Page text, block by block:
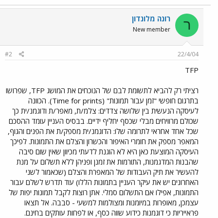
ר רונה מלונדון
New member
22/4/04
#2
TFP
רציתי רק להביא לתשומת לבם של הנוכחים את המושג TFP, שפרושו
בתרגום חופשי "זמן עבור תמונות" (Time for prints). הכוונה
לעיסקה הנעשית בין שלושה צדדים: צלמ/ת, מאפר/ת ודוגמנ/ית כך
שכולם מרוויחים מבלי שכסף יחליף ידיים. בבסיס העניין עומד ההסכם
שכל אחד אחראי לתרומה שלו: הדוגמנ/ית מספק/ת את הפנים והגוף,
המאפר מספק את חומרי האיפור והכשרון והצלם את התמונות. לפיכך
העיסקה המוצעת כאן היא לא הוגנת לדעתי מכיוון שאין שום סיבה
שהבנות המדגמנות, התורמות את זמנן ופניהן ללא תשלום על מנת
להעשיר את תיק העבודות של המאפרת והצלם (שכאמור לשני
האחרונים יש את עיקר העניין בתמונות הללו) עוד תדרש לשלם עבור
התמונות, אפילו אם התשלום סמלי. אתן רוצות לקבל תמונות יפות של
עצמכן, מאופרות במיומנות ומצולמות למשעי - סבבה. אל תצאו
פראייריות כי דוגמנות כידוע שווה כסף, או לפחות עותקים בחינם.